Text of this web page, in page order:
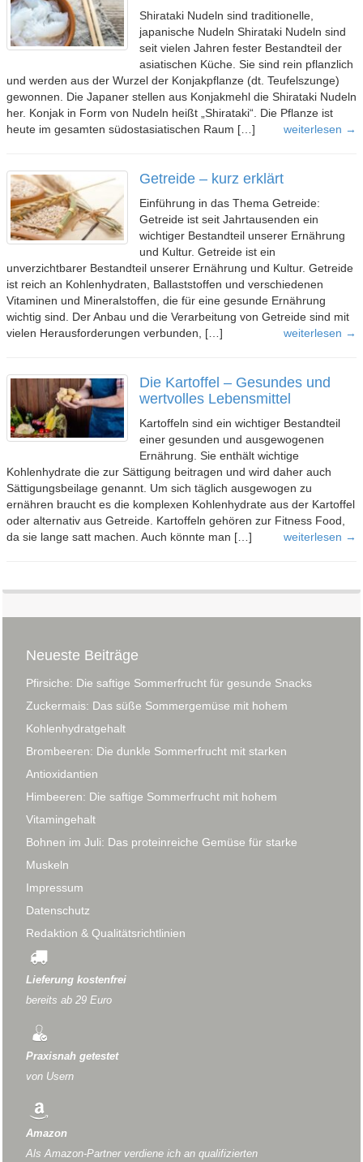
Shirataki Nudeln sind traditionelle,
japanische Nudeln Shirataki Nudeln sind
seit vielen Jahren fester Bestandteil der
asiatischen Küche. Sie sind rein pflanzlich
und werden aus der Wurzel der Konjakpflanze (dt. Teufelszunge)
gewonnen. Die Japaner stellen aus Konjakmehl die Shirataki Nudeln
her. Konjak in Form von Nudeln heißt „Shirataki“. Die Pflanze ist
heute im gesamten südostasiatischen Raum […]
weiterlesen →
Getreide – kurz erklärt
Einführung in das Thema Getreide:
Getreide ist seit Jahrtausenden ein
wichtiger Bestandteil unserer Ernährung
und Kultur. Getreide ist ein
unverzichtbarer Bestandteil unserer Ernährung und Kultur. Getreide
ist reich an Kohlenhydraten, Ballaststoffen und verschiedenen
Vitaminen und Mineralstoffen, die für eine gesunde Ernährung
wichtig sind. Der Anbau und die Verarbeitung von Getreide sind mit
vielen Herausforderungen verbunden, […]
weiterlesen →
Die Kartoffel – Gesundes und
wertvolles Lebensmittel
Kartoffeln sind ein wichtiger Bestandteil
einer gesunden und ausgewogenen
Ernährung. Sie enthält wichtige
Kohlenhydrate die zur Sättigung beitragen und wird daher auch
Sättigungsbeilage genannt. Um sich täglich ausgewogen zu
ernähren braucht es die komplexen Kohlenhydrate aus der Kartoffel
oder alternativ aus Getreide. Kartoffeln gehören zur Fitness Food,
da sie lange satt machen. Auch könnte man […]
weiterlesen →
Neueste Beiträge
Pfirsiche: Die saftige Sommerfrucht für gesunde Snacks
Zuckermais: Das süße Sommergemüse mit hohem
Kohlenhydratgehalt
Brombeeren: Die dunkle Sommerfrucht mit starken
Antioxidantien
Himbeeren: Die saftige Sommerfrucht mit hohem
Vitamingehalt
Bohnen im Juli: Das proteinreiche Gemüse für starke
Muskeln
Impressum
Datenschutz
Redaktion & Qualitätsrichtlinien
Lieferung kostenfrei
bereits ab 29 Euro
Praxisnah getestet
von Usern
Amazon
Als Amazon-Partner verdiene ich an qualifizierten